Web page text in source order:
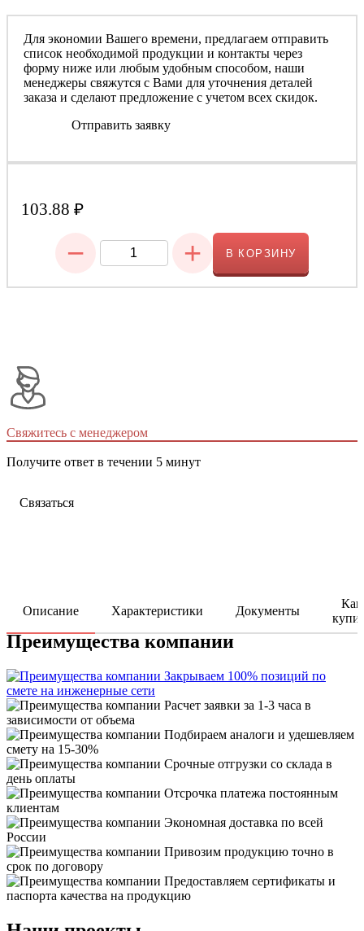
Для экономии Вашего времени, предлагаем отправить
список необходимой продукции и контакты через
форму ниже или любым удобным способом, наши
менеджеры свяжутся с Вами для уточнения деталей
заказа и сделают предложение с учетом всех скидок.
Отправить заявку
103.88 ₽
− + В КОРЗИНУ
Свяжитесь с менеджером
Получите ответ в течении 5 минут
Связаться
Описание Характеристики Документы
Как
Преимущества компании
Закрываем 100% позиций по
смете на инженерные сети
Расчет заявки за 1-3 часа в
зависимости от объема
Подбираем аналоги и удешевляем
смету на 15-30%
Срочные отгрузки со склада в
день оплаты
Отсрочка платежа постоянным
клиентам
Экономная доставка по всей
России
Привозим продукцию точно в
срок по договору
Предоставляем сертификаты и
паспорта качества на продукцию